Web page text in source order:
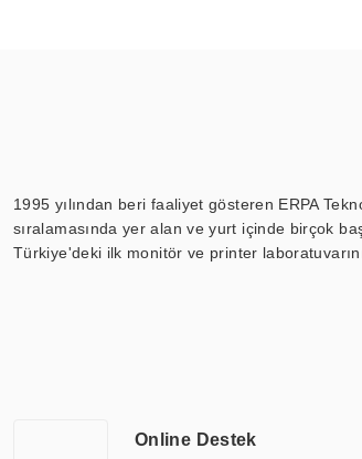
1995 yılından beri faaliyet gösteren ERPA
sıralamasında yer alan ve yurt içinde birçok
Türkiye'deki ilk monitör ve printer
arasında yer almaktadır. ERPA Teknoloji,
yılların getirdiği bilgi ve tecrübe ile birleştiren
Online Destek